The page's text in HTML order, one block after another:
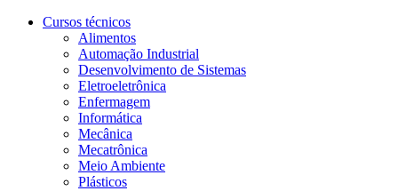
Cursos técnicos
Alimentos
Automação Industrial
Desenvolvimento de Sistemas
Eletroeletrônica
Enfermagem
Informática
Mecânica
Mecatrônica
Meio Ambiente
Plásticos